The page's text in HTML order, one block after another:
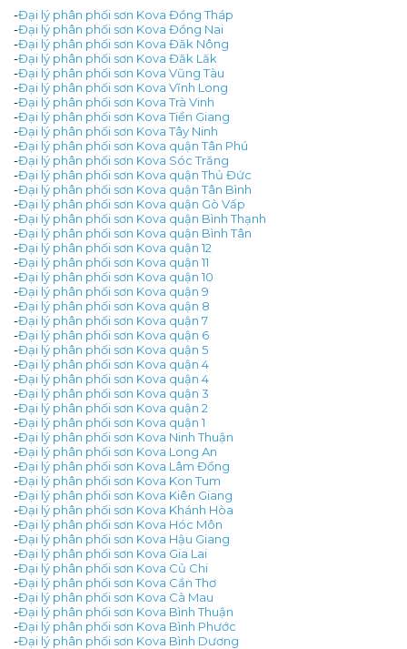
-Đại lý phân phối sơn Kova Đồng Tháp
-Đại lý phân phối sơn Kova Đồng Nai
-Đại lý phân phối sơn Kova Đăk Nông
-Đại lý phân phối sơn Kova Đăk Lăk
-Đại lý phân phối sơn Kova Vũng Tàu
-Đại lý phân phối sơn Kova Vĩnh Long
-Đại lý phân phối sơn Kova Trà Vinh
-Đại lý phân phối sơn Kova Tiền Giang
-Đại lý phân phối sơn Kova Tây Ninh
-Đại lý phân phối sơn Kova quận Tân Phú
-Đại lý phân phối sơn Kova Sóc Trăng
-Đại lý phân phối sơn Kova quận Thủ Đức
-Đại lý phân phối sơn Kova quận Tân Bình
-Đại lý phân phối sơn Kova quận Gò Vấp
-Đại lý phân phối sơn Kova quận Bình Thạnh
-Đại lý phân phối sơn Kova quận Bình Tân
-Đại lý phân phối sơn Kova quận 12
-Đại lý phân phối sơn Kova quận 11
-Đại lý phân phối sơn Kova quận 10
-Đại lý phân phối sơn Kova quận 9
-Đại lý phân phối sơn Kova quận 8
-Đại lý phân phối sơn Kova quận 7
-Đại lý phân phối sơn Kova quận 6
-Đại lý phân phối sơn Kova quận 5
-Đại lý phân phối sơn Kova quận 4
-Đại lý phân phối sơn Kova quận 4
-Đại lý phân phối sơn Kova quận 3
-Đại lý phân phối sơn Kova quận 2
-Đại lý phân phối sơn Kova quận 1
-Đại lý phân phối sơn Kova Ninh Thuận
-Đại lý phân phối sơn Kova Long An
-Đại lý phân phối sơn Kova Lâm Đồng
-Đại lý phân phối sơn Kova Kon Tum
-Đại lý phân phối sơn Kova Kiên Giang
-Đại lý phân phối sơn Kova Khánh Hòa
-Đại lý phân phối sơn Kova Hóc Môn
-Đại lý phân phối sơn Kova Hậu Giang
-Đại lý phân phối sơn Kova Gia Lai
-Đại lý phân phối sơn Kova Củ Chi
-Đại lý phân phối sơn Kova Cần Thơ
-Đại lý phân phối sơn Kova Cà Mau
-Đại lý phân phối sơn Kova Bình Thuận
-Đại lý phân phối sơn Kova Bình Phước
-Đại lý phân phối sơn Kova Bình Dương